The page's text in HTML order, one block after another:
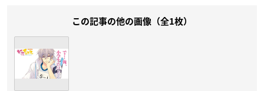
この記事の他の画像（全1枚）